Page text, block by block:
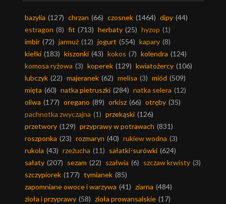
bazylia (127) chrzan (66) czosnek (1464) dipy (44)
estragon (8) fit (713) herbaty (25) hyzop (1)
imbir (72) jarmuż (12) jogurt (554) kapary (8)
kiełki (183) kiszonki (43) kokos (7) kolendra (124)
komosa ryżowa (3) koperek (129) kwiatożercy (106)
lubczyk (22) majeranek (62) melisa (3) miód (509)
mięta (60) natka pietruszki (284) natka selera (12)
oliwa (177) oregano (89) orkisz (66) otręby (35)
pachnotka zwyczajna (1) przekąski (126)
przetwory (129) przyprawy w potrawach (831)
roszponka (23) rozmaryn (40) rukiew wodna (3)
rukola (43) rzeżucha (11) sałatki-surówki (624)
sałaty (207) sezam (22) szałwia (6) szczaw krwisty (3)
szczypiorek (177) tymianek (85)
zapomniane owoce i warzywa (41) ziarna (484)
zioła i przyprawy (58) zioła prowansalskie (17)